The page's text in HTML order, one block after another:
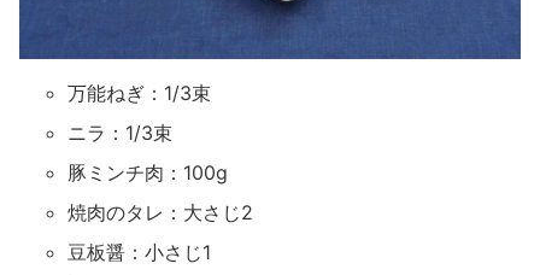
万能ねぎ：1/3束
ニラ：1/3束
豚ミンチ肉：100g
焼肉のタレ：大さじ2
豆板醤：小さじ1